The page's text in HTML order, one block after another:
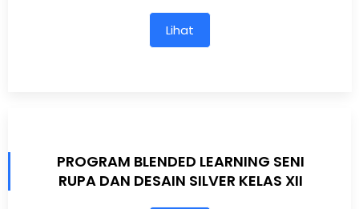
Lihat
PROGRAM BLENDED LEARNING SENI
RUPA DAN DESAIN SILVER KELAS XII